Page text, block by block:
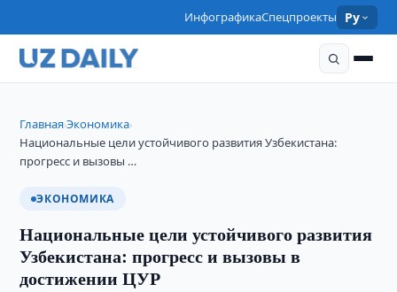
ИнфографикаСпецпроекты Ру
Главная›Экономика›
Национальные цели устойчивого развития Узбекистана:
прогресс и вызовы …
ЭКОНОМИКА
Национальные цели устойчивого развития
Узбекистана: прогресс и вызовы в
достижении ЦУР